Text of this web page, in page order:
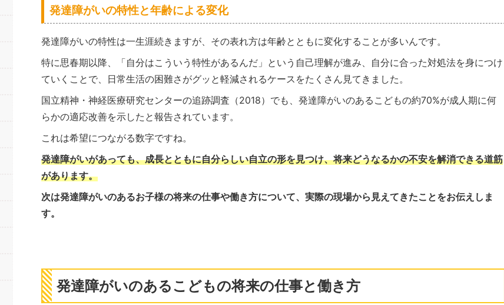
発達障がいの特性と年齢による変化
発達障がいの特性は一生涯続きますが、その表れ方は年齢とともに変化することが多いんです。
特に思春期以降、「自分はこういう特性があるんだ」という自己理解が進み、自分に合った対処法を身につけ
ていくことで、日常生活の困難さがグッと軽減されるケースをたくさん見てきました。
国立精神・神経医療研究センターの追跡調査（2018）でも、発達障がいのあるこどもの約70%が成人期に何
らかの適応改善を示したと報告されています。
これは希望につながる数字ですね。
発達障がいがあっても、成長とともに自分らしい自立の形を見つけ、将来どうなるかの不安を解消できる道筋
があります。
次は発達障がいのあるお子様の将来の仕事や働き方について、実際の現場から見えてきたことをお伝えしま
す。
発達障がいのあるこどもの将来の仕事と働き方